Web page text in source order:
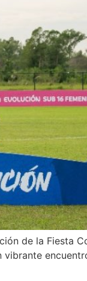
de la Fiesta